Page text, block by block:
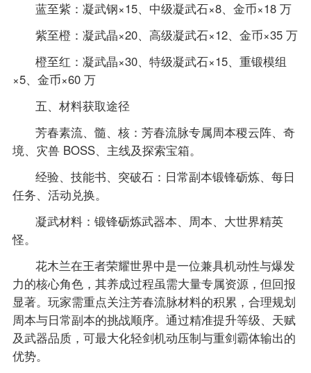
蓝至紫：凝武钢×15、中级凝武石×8、金币×18 万
紫至橙：凝武晶×20、高级凝武石×12、金币×35 万
橙至红：凝武晶×30、特级凝武石×15、重锻模组
×5、金币×60 万
五、材料获取途径
芳春素流、髓、核：芳春流脉专属周本稷云阵、奇
境、灾兽 BOSS、主线及探索宝箱。
经验、技能书、突破石：日常副本锻锋砺炼、每日
任务、活动兑换。
凝武材料：锻锋砺炼武器本、周本、大世界精英
怪。
花木兰在王者荣耀世界中是一位兼具机动性与爆发
力的核心角色，其养成过程虽需大量专属资源，但回报
显著。玩家需重点关注芳春流脉材料的积累，合理规划
周本与日常副本的挑战顺序。通过精准提升等级、天赋
及武器品质，可最大化轻剑机动压制与重剑霸体输出的
优势。